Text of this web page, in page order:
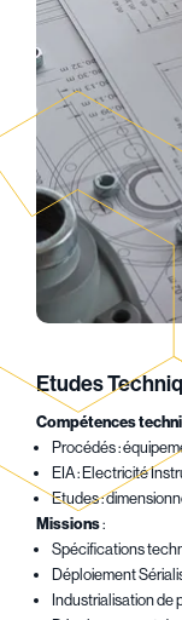
Etudes
Compétences
Procédés :
EIA : Electricité
Etudes :
Missions:
Spécifications
Déploiement
Industrialisation de